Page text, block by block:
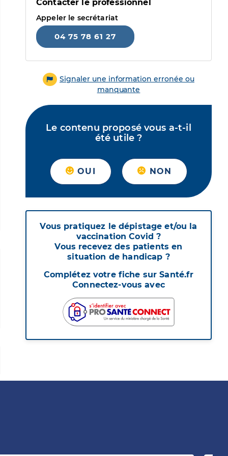
Contacter le professionnel
Appeler le secrétariat
04 75 78 61 27
Signaler une information erronée ou
manquante
Le contenu proposé vous a-t-il
été utile ?
OUI NON
Vous pratiquez le dépistage et/ou la
vaccination Covid ?
Vous recevez des patients en
situation de handicap ?
Complétez votre fiche sur Santé.fr
Connectez-vous avec